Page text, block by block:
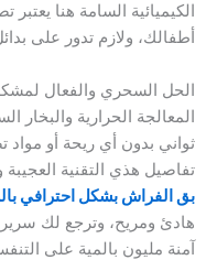
الكيميائية السامة هنا
أطفالك، ولازم تدور على
الحل السحري والفعال
المعالجة الحرارية
ثواني بدون أي ريحة أو
تفاصيل هذي التقنية
بق الفراش بشكل احترافي
هادئ ومريح، وترجع لك
آمنة مليون بالمية على